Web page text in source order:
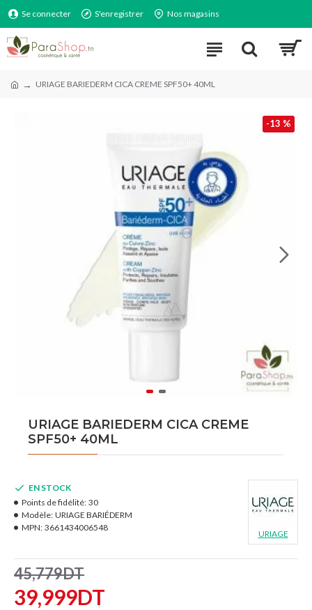
Se connecter S'enregistrer Nos magasins
URIAGE BARIEDERM CICA CREME SPF50+ 40ML
-13 %
URIAGE BARIEDERM CICA CREME
SPF50+ 40ML
39,999DT
45,779DT
EN STOCK
Points de fidélité: 30
Modèle: URIAGE BARIÉDERM
MPN: 3661434006548
URIAGE